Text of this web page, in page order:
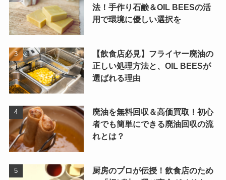
法！手作り石鹸＆OIL BEESの活
用で環境に優しい選択を
【飲食店必見】フライヤー廃油の
正しい処理方法と、OIL BEESが
選ばれる理由
廃油を無料回収＆高価買取！初心
者でも簡単にできる廃油回収の流
れとは？
厨房のプロが伝授！飲食店のため